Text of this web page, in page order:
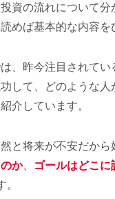
資の流れについて
めば基本的な内容を
、昨今注目されて
功して、どのような
介しています。
と将来が不安だから
か、 ゴールはどこに